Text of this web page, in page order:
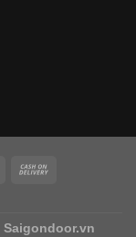
Saigondoor.vn